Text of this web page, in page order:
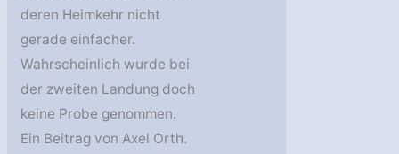
deren Heimkehr nicht
gerade einfacher.
Wahrscheinlich wurde bei
der zweiten Landung doch
keine Probe genommen.
Ein Beitrag von Axel Orth.